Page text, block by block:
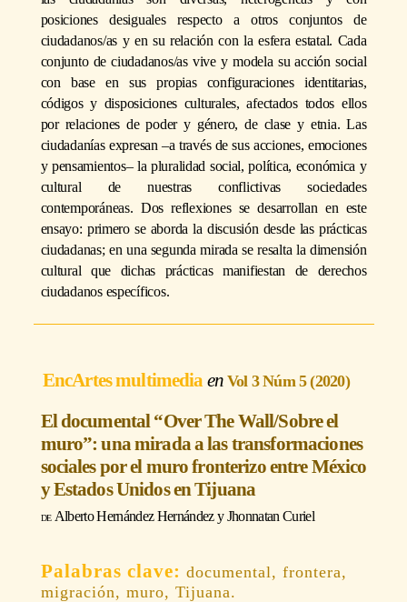
posiciones desiguales respecto a otros conjuntos de
ciudadanos/as y en su relación con la esfera estatal. Cada
conjunto de ciudadanos/as vive y modela su acción social
con base en sus propias configuraciones identitarias,
códigos y disposiciones culturales, afectados todos ellos
por relaciones de poder y género, de clase y etnia. Las
ciudadanías expresan –a través de sus acciones, emociones
y pensamientos– la pluralidad social, política, económica y
cultural de nuestras conflictivas sociedades
contemporáneas. Dos reflexiones se desarrollan en este
ensayo: primero se aborda la discusión desde las prácticas
ciudadanas; en una segunda mirada se resalta la dimensión
cultural que dichas prácticas manifiestan de derechos
ciudadanos específicos.
EncArtes multimedia Vol 3 Núm 5 (2020)
El documental “Over The Wall/Sobre el
muro”: una mirada a las transformaciones
sociales por el muro fronterizo entre México
y Estados Unidos en Tijuana
Alberto Hernández HernándezyJhonnatan Curiel
documental, frontera,
migración, muro, Tijuana.